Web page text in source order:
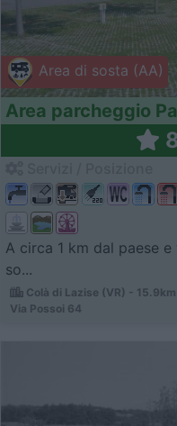
Area di sosta (AA)
Area parcheggio
A circa 1 km dal paese
so...
Colà di Lazise (VR) - 15.9km
Via Possoi 64